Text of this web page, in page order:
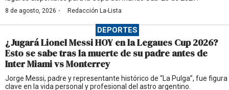
8 de agosto, 2026 · Redacción La-Lista
DEPORTES
¿Jugará Lionel Messi HOY en la Legaues Cup 2026?
Esto se sabe tras la muerte de su padre antes de
Inter Miami vs Monterrey
Jorge Messi, padre y representante histórico de “La Pulga”, fue figura
clave en la vida personal y profesional del astro argentino.